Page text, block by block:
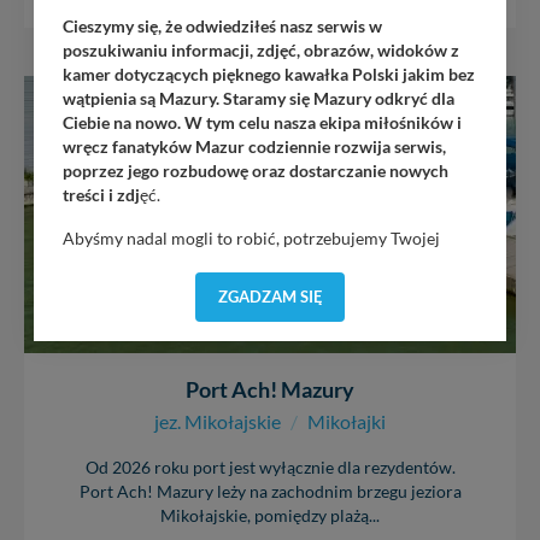
SWJM
Port Ach! Mazury
jez. Mikołajskie / Mikołajki
Od 2026 roku port jest wyłącznie dla rezydentów.
Port Ach! Mazury leży na zachodnim brzegu jeziora
Mikołajskie, pomiędzy plażą...
Cieszymy się, że odwiedziłeś nasz serwis w
poszukiwaniu informacji, zdjęć, obrazów, widoków z
kamer dotyczących pięknego kawałka Polski jakim bez
wątpienia są Mazury. Staramy się Mazury odkryć dla
Ciebie na nowo. W tym celu nasza ekipa miłośników i
wręcz fanatyków Mazur codziennie rozwija serwis,
poprzez jego rozbudowę oraz dostarczanie nowych
treści i zdjęć.
Abyśmy nadal mogli to robić, potrzebujemy Twojej
dostosować do Twoich preferencji. Twoje dane (w tym
pliki cookies) będą zapisywane w celu usprawnienia
wyszukania, ulubione miejsca, logowania, itp).
Bezpieczeństwo Twoich danych jest dla nas
priorytetowe, bez poinformowania Ciebie nie będziemy
zmieniać zakresu naszych uprawnień. Twoje dane są u
intencji, zawsze możesz wycofać swoją zgodę. Więcej
informacji uzyskach w naszejPolityce Prywatności.
Klikając znak X lub przycisk PRZEJDŹ DO SERWISU
ZGADZAM SIĘ